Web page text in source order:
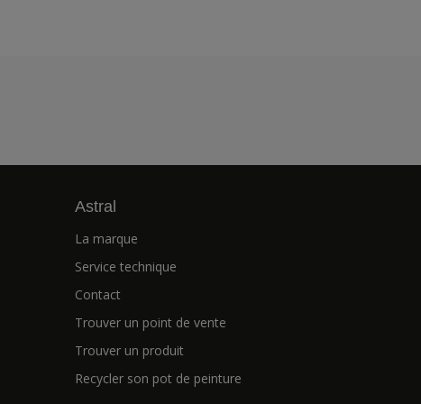
Astral
La marque
Service technique
Contact
Trouver un point de vente
Trouver un produit
Recycler son pot de peinture